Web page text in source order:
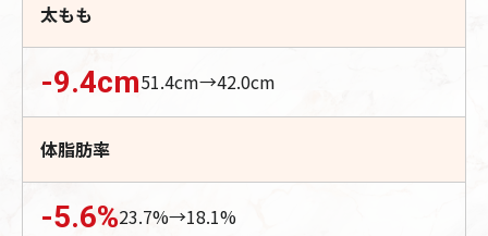
太もも
-9.4cm51.4cm→42.0cm
体脂肪率
-5.6%23.7%→18.1%